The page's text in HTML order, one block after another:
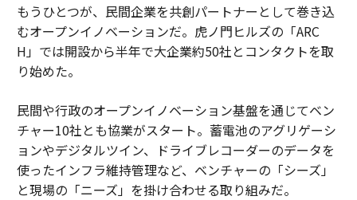
もうひとつが、民間企業を共創パートナーとして巻き込
むオープンイノベーションだ。虎ノ門ヒルズの「ARC
H」では開設から半年で大企業約50社とコンタクトを取
り始めた。
民間や行政のオープンイノベーション基盤を通じてベン
チャー10社とも協業がスタート。蓄電池のアグリゲーシ
ョンやデジタルツイン、ドライブレコーダーのデータを
使ったインフラ維持管理など、ベンチャーの「シーズ」
と現場の「ニーズ」を掛け合わせる取り組みだ。